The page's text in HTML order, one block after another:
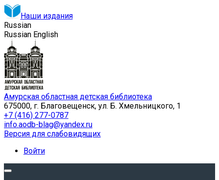
Наши издания
Russian
Russian English
Амурская областная детская библиотека
675000, г. Благовещенск, ул. Б. Хмельницкого, 1
+7 (416) 277-0787
info.aodb-blag@yandex.ru
Версия для слабовидящих
Войти